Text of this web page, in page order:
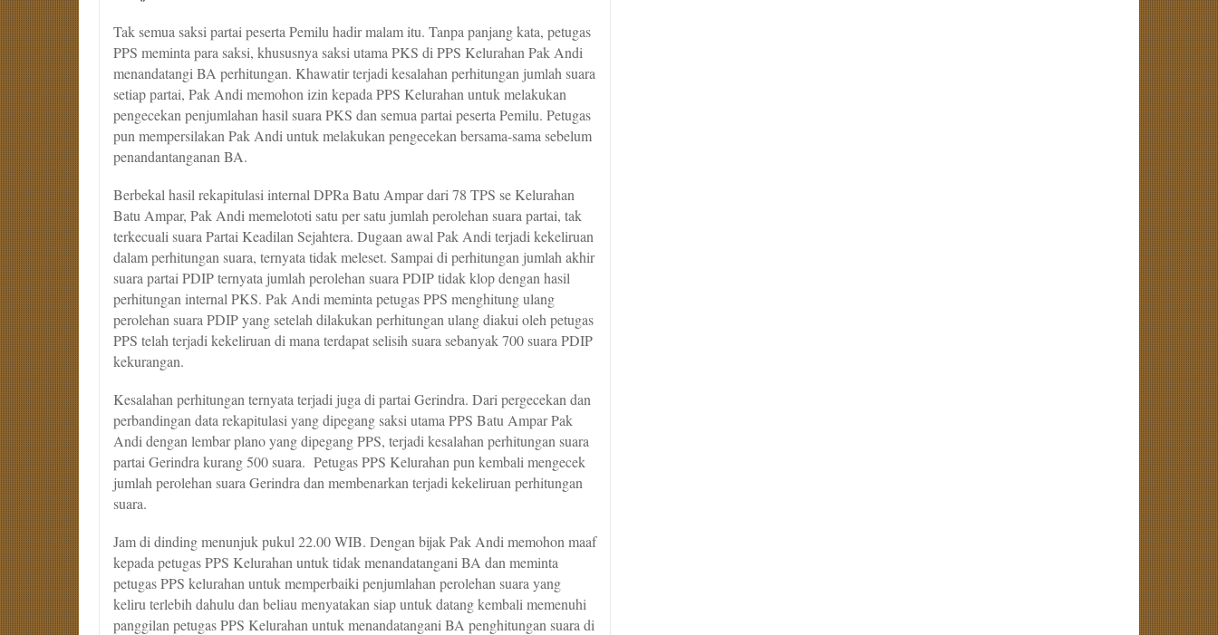
Tak semua saksi partai peserta Pemilu hadir malam itu. Tanpa panjang kata, petugas
PPS meminta para saksi, khususnya saksi utama PKS di PPS Kelurahan Pak Andi
menandatangi BA perhitungan. Khawatir terjadi kesalahan perhitungan jumlah suara
setiap partai, Pak Andi memohon izin kepada PPS Kelurahan untuk melakukan
pengecekan penjumlahan hasil suara PKS dan semua partai peserta Pemilu. Petugas
pun mempersilakan Pak Andi untuk melakukan pengecekan bersama-sama sebelum
penandantanganan BA.
Berbekal hasil rekapitulasi internal DPRa Batu Ampar dari 78 TPS se Kelurahan
Batu Ampar, Pak Andi memelototi satu per satu jumlah perolehan suara partai, tak
terkecuali suara Partai Keadilan Sejahtera. Dugaan awal Pak Andi terjadi kekeliruan
dalam perhitungan suara, ternyata tidak meleset. Sampai di perhitungan jumlah akhir
suara partai PDIP ternyata jumlah perolehan suara PDIP tidak klop dengan hasil
perhitungan internal PKS. Pak Andi meminta petugas PPS menghitung ulang
perolehan suara PDIP yang setelah dilakukan perhitungan ulang diakui oleh petugas
PPS telah terjadi kekeliruan di mana terdapat selisih suara sebanyak 700 suara PDIP
kekurangan.
Kesalahan perhitungan ternyata terjadi juga di partai Gerindra. Dari pergecekan dan
perbandingan data rekapitulasi yang dipegang saksi utama PPS Batu Ampar Pak
Andi dengan lembar plano yang dipegang PPS, terjadi kesalahan perhitungan suara
partai Gerindra kurang 500 suara. Petugas PPS Kelurahan pun kembali mengecek
jumlah perolehan suara Gerindra dan membenarkan terjadi kekeliruan perhitungan
suara.
Jam di dinding menunjuk pukul 22.00 WIB. Dengan bijak Pak Andi memohon maaf
kepada petugas PPS Kelurahan untuk tidak menandatangani BA dan meminta
petugas PPS kelurahan untuk memperbaiki penjumlahan perolehan suara yang
keliru terlebih dahulu dan beliau menyatakan siap untuk datang kembali memenuhi
panggilan petugas PPS Kelurahan untuk menandatangani BA penghitungan suara di